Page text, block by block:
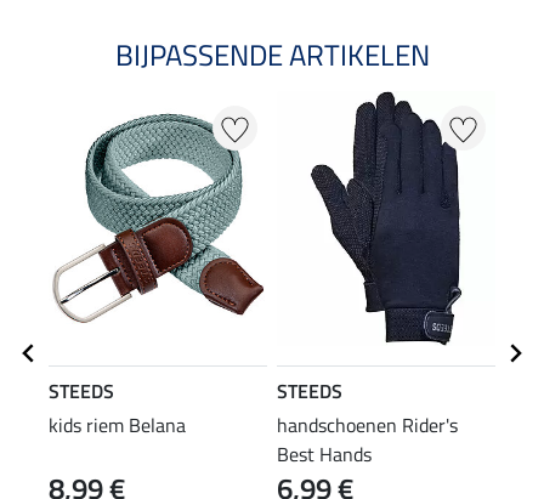
BIJPASSENDE ARTIKELEN
STEEDS
kids riem Belana
8,99 €
STEEDS
handschoenen Rider's
Best Hands
6,99 €